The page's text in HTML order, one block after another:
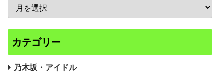
カテゴリー
乃木坂・アイドル